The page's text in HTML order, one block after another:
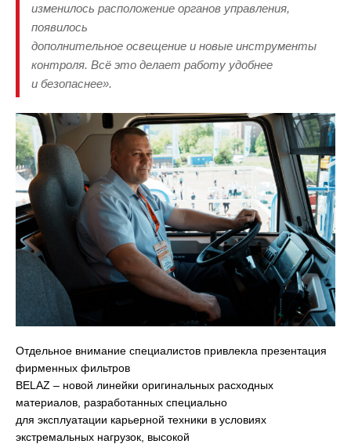
изменилось расположение органов управления,
появилось
дополнительное освещение и новые инструменты
контроля. Всё это делает работу удобнее
и безопаснее».
Отдельное внимание специалистов привлекла презентация
фирменных фильтров
BELAZ – новой линейки оригинальных расходных
материалов, разработанных специально
для эксплуатации карьерной техники в условиях
экстремальных нагрузок, высокой